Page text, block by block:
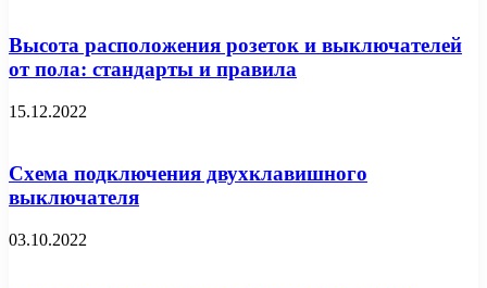
Высота расположения розеток и выключателей
от пола: стандарты и правила
15.12.2022
Схема подключения двухклавишного
выключателя
03.10.2022